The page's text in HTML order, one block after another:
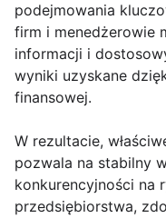
podejmowania
firm i menedżerowie
informacji i
wyniki uzyskane
finansowej.
W rezultacie,
pozwala na stabilny
konkurencyjności na
przedsiębiorstwa,